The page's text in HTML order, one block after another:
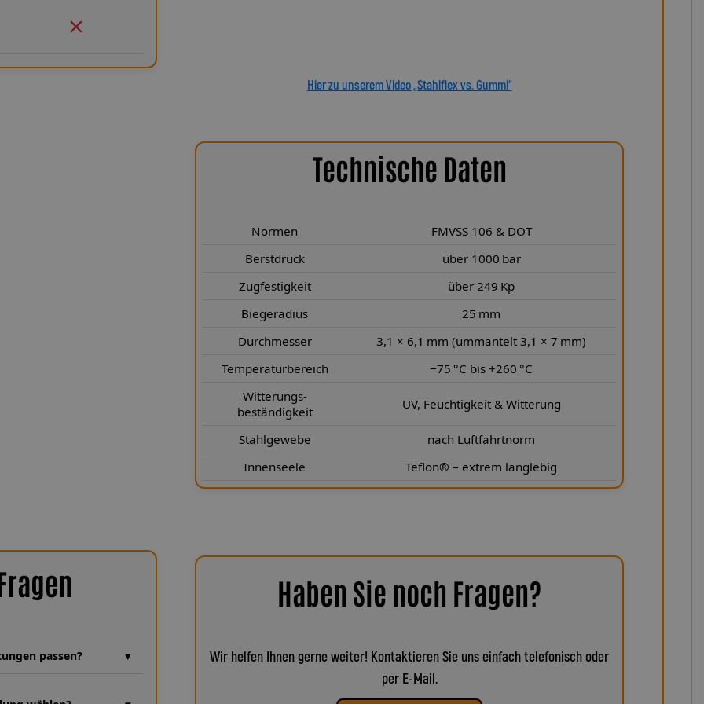
Hier zu unserem Video „Stahlflex vs. Gummi“
Technische Daten
Normen
FMVSS 106 & DOT
Berstdruck
über 1000 bar
Zugfestigkeit
über 249 Kp
Biegeradius
25 mm
Durchmesser
3,1 × 6,1 mm (ummantelt 3,1 × 7 mm)
Temperaturbereich
−75 °C bis +260 °C
Witterungs-
beständigkeit
UV, Feuchtigkeit & Witterung
Stahlgewebe
nach Luftfahrtnorm
Innenseele
Teflon® – extrem langlebig
passen?
Haben Sie noch Fragen?
Wir helfen Ihnen gerne weiter! Kontaktieren Sie uns einfach telefonisch oder
per E-Mail.